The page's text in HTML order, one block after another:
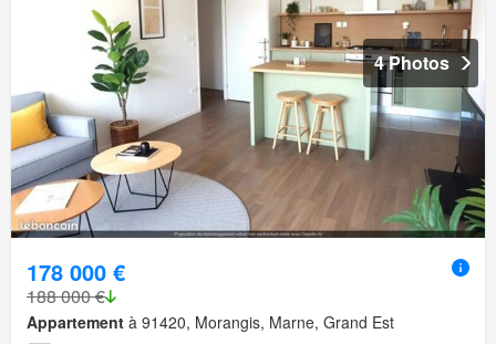
4 Photos
178 000 €
188 000 €
Appartement à 91420, Morangis, Marne, Grand Est